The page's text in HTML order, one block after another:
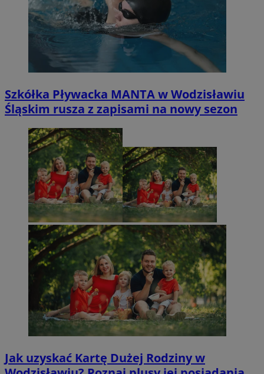
Szkółka Pływacka MANTA w Wodzisławiu
Śląskim rusza z zapisami na nowy sezon
Jak uzyskać Kartę Dużej Rodziny w